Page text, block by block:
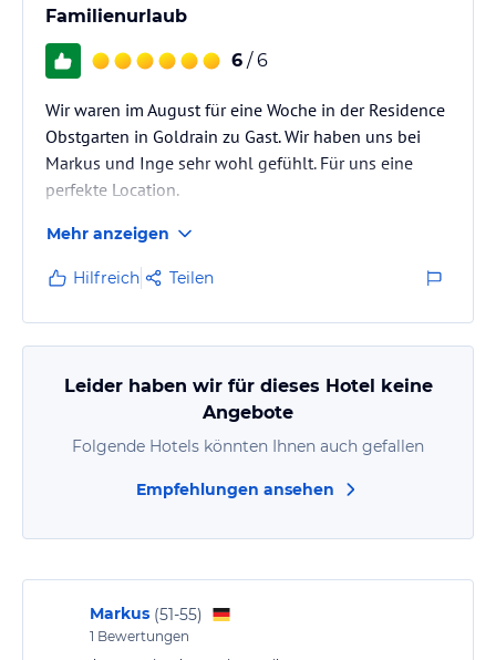
Familienurlaub
6 / 6
Wir waren im August für eine Woche in der Residence
Obstgarten in Goldrain zu Gast. Wir haben uns bei
Markus und Inge sehr wohl gefühlt. Für uns eine
perfekte Location.
Mehr anzeigen
Hilfreich Teilen
Leider haben wir für dieses Hotel keine
Angebote
Folgende Hotels könnten Ihnen auch gefallen
Empfehlungen ansehen
Markus (51-55)
1 Bewertungen